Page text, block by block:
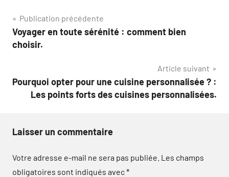
Navigation
de
Publication précédente
Voyager en toute sérénité : comment bien
choisir.
Article suivant
Pourquoi opter pour une cuisine personnalisée ? :
Les points forts des cuisines personnalisées.
Laisser un commentaire
Votre adresse e-mail ne sera pas publiée. Les champs
obligatoires sont indiqués avec*